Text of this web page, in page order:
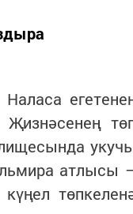
Җизнәсенең
атлысы